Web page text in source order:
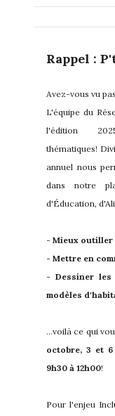
Rappel :
Avez-vous vu
L'équipe du
l'édition
thématiques!
annuel nous
dans notre
d'Éducation,
- Mieux outiller
- Mettre en
- Dessiner
modèles
...voilà ce qui
octobre, 3 et 6
9h30 à 12h00!
Pour l'enjeu